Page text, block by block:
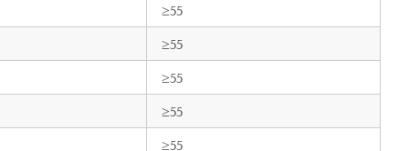
≥55
≥55
≥55
≥55
≥55